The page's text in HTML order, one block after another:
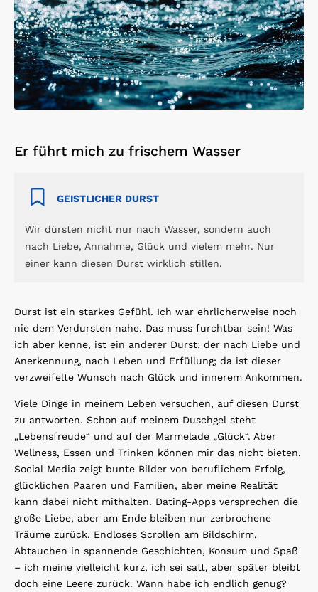
Er führt mich zu frischem Wasser
GEISTLICHER DURST
Wir dürsten nicht nur nach Wasser, sondern auch
nach Liebe, Annahme, Glück und vielem mehr. Nur
einer kann diesen Durst wirklich stillen.
Durst ist ein starkes Gefühl. Ich war ehrlicherweise noch
nie dem Verdursten nahe. Das muss furchtbar sein! Was
ich aber kenne, ist ein anderer Durst: der nach Liebe und
Anerkennung, nach Leben und Erfüllung; da ist dieser
verzweifelte Wunsch nach Glück und innerem Ankommen.
Viele Dinge in meinem Leben versuchen, auf diesen Durst
zu antworten. Schon auf meinem Duschgel steht
„Lebensfreude“ und auf der Marmelade „Glück“. Aber
Wellness, Essen und Trinken können mir das nicht bieten.
Social Media zeigt bunte Bilder von beruflichem Erfolg,
glücklichen Paaren und Familien, aber meine Realität
kann dabei nicht mithalten. Dating-Apps versprechen die
große Liebe, aber am Ende bleiben nur zerbrochene
Träume zurück. Endloses Scrollen am Bildschirm,
Abtauchen in spannende Geschichten, Konsum und Spaß
– ich meine vielleicht kurz, ich sei satt, aber später bleibt
doch eine Leere zurück. Wann habe ich endlich genug?